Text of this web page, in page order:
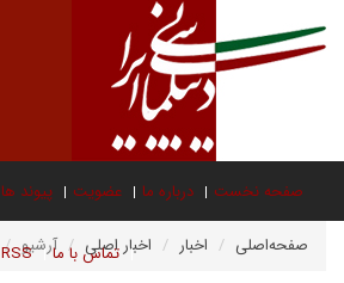
صفحه نخست درباره ما عضویت پیوند ها
تماس با ما RSS صفحه‌اصلی اخبار اخبار اصلی آرشیو